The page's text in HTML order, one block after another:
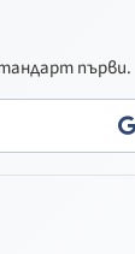
първи.